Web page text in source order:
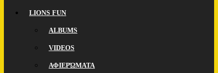
LIONS FUN
ALBUMS
VIDEOS
ΑΦΙΕΡΏΜΑΤΑ